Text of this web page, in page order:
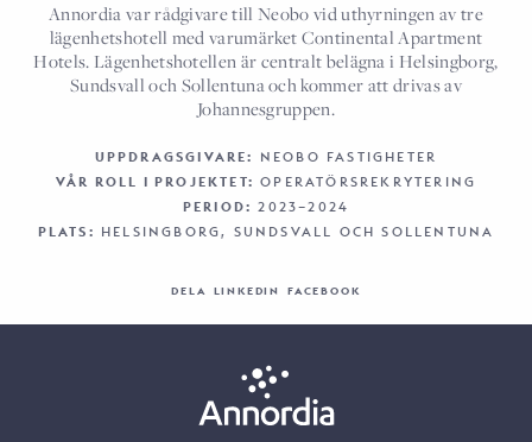
Annordia var rådgivare till Neobo vid uthyrningen av tre
lägenhetshotell med varumärket Continental Apartment
Hotels. Lägenhetshotellen är centralt belägna i Helsingborg,
Sundsvall och Sollentuna och kommer att drivas av
Johannesgruppen.
UPPDRAGSGIVARE:
NEOBO FASTIGHETER
VÅR ROLL I PROJEKTET: OPERATÖRSREKRYTERING
PERIOD: 2023–2024
PLATS: HELSINGBORG, SUNDSVALL OCH SOLLENTUNA
DELA LINKEDIN FACEBOOK